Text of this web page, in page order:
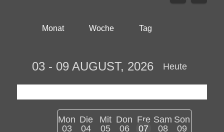
Monat Woche Tag
Heute
03 - 09 AUGUST, 2026
Mon
03
Die
04
Mit
05
Don
06
Fre
07
Sam
08
Son
09